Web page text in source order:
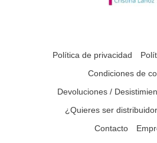
Política de privacidad
Condiciones de
Devoluciones /
¿Quieres ser
Contacto